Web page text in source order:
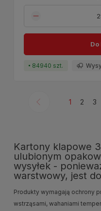
84940 szt.
1 2 3
Kartony klapowe
ulubionym
wysyłek -
warstwowy, jest
Produkty wymagają ochrony
wstrząsami, wahaniami